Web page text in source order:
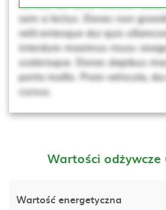
sem a lectus. Donec non
velit.entesque dui quis
interdum maximus risusc
scelerisque. Donec dapibus
porta mollis. Proin vehicula,
cursus.
Wartości odżywcze
Wartość energetyczna